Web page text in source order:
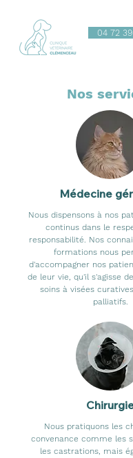
04 72
Nos
Médecine
Nous dispensons à nos
continus dans le
responsabilité. Nos
formations nous
d'accompagner nos
de leur vie, qu'il s'agisse
soins à visées
palliatifs.
Nous pratiquons les
convenance comme les
les castrations, mais